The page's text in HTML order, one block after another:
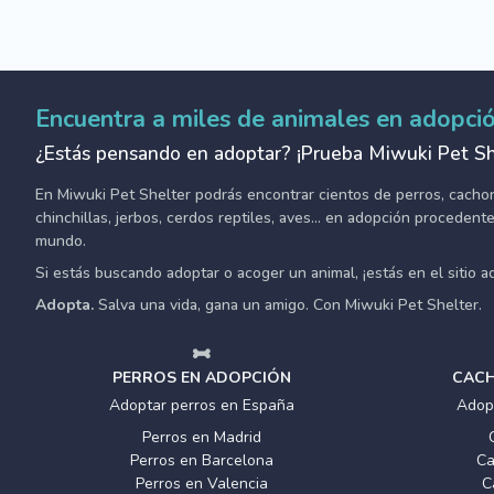
Encuentra a miles de animales en
¿Estás pensando en adoptar? ¡Prueba Miwuki Pet
En Miwuki Pet Shelter podrás encontrar cientos de perros,
chinchillas, jerbos, cerdos reptiles, aves... en adopción
mundo.
Si estás buscando adoptar o acoger un animal, ¡estás en el sitio
Adopta. Salva una vida, gana un amigo. Con Miwuki Pet Shelter.
PERROS EN ADOPCIÓN
Adoptar perros en España
Perros en Madrid
Perros en Barcelona
Perros en Valencia